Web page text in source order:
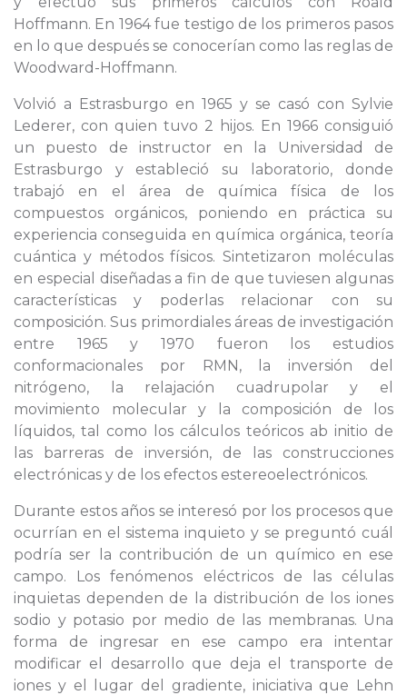
Hoffmann. En 1964 fue testigo de los primeros pasos
en lo que después se conocerían como las reglas de
Woodward-Hoffmann.
Volvió a Estrasburgo en 1965 y se casó con Sylvie
Lederer, con quien tuvo 2 hijos. En 1966 consiguió
un puesto de instructor en la Universidad de
Estrasburgo y estableció su laboratorio, donde
trabajó en el área de química física de los
compuestos orgánicos, poniendo en práctica su
experiencia conseguida en química orgánica, teoría
cuántica y métodos físicos. Sintetizaron moléculas
en especial diseñadas a fin de que tuviesen algunas
características y poderlas relacionar con su
composición. Sus primordiales áreas de investigación
entre 1965 y 1970 fueron los estudios
conformacionales por RMN, la inversión del
nitrógeno, la relajación cuadrupolar y el
movimiento molecular y la composición de los
líquidos, tal como los cálculos teóricos ab initio de
las barreras de inversión, de las construcciones
electrónicas y de los efectos estereoelectrónicos.
Durante estos años se interesó por los procesos que
ocurrían en el sistema inquieto y se preguntó cuál
podría ser la contribución de un químico en ese
campo. Los fenómenos eléctricos de las células
inquietas dependen de la distribución de los iones
sodio y potasio por medio de las membranas. Una
forma de ingresar en ese campo era intentar
modificar el desarrollo que deja el transporte de
iones y el lugar del gradiente, iniciativa que Lehn